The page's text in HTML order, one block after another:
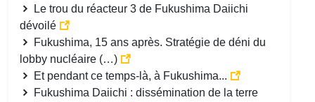
Le trou du réacteur 3 de Fukushima Daiichi
dévoilé
Fukushima, 15 ans après. Stratégie de déni du
lobby nucléaire (…)
Et pendant ce temps-là, à Fukushima...
Fukushima Daiichi : dissémination de la terre